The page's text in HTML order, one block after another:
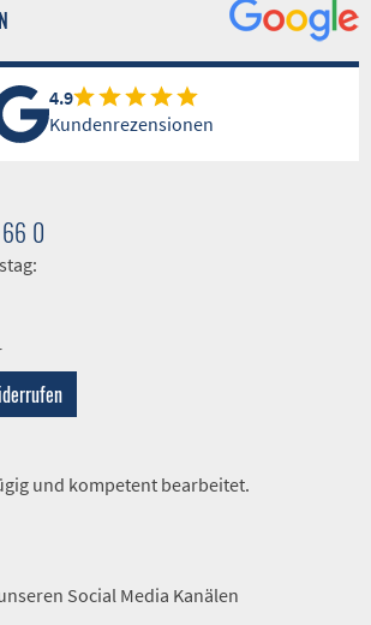
4.9
Kundenrezensionen
0
und kompetent bearbeitet.
Social Media Kanälen